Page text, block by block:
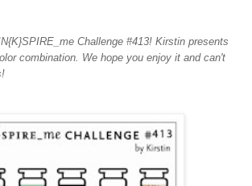
Challenge #413! Kirstin presents
combination. We hope you enjoy it and can't